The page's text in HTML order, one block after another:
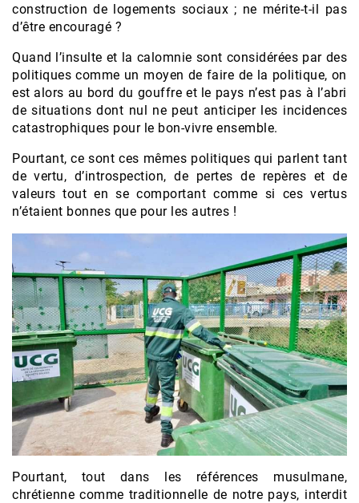
construction de logements sociaux ; ne mérite-t-il pas
d’être encouragé ?
Quand l’insulte et la calomnie sont considérées par des
politiques comme un moyen de faire de la politique, on
est alors au bord du gouffre et le pays n’est pas à l’abri
de situations dont nul ne peut anticiper les incidences
catastrophiques pour le bon-vivre ensemble.
Pourtant, ce sont ces mêmes politiques qui parlent tant
de vertu, d’introspection, de pertes de repères et de
valeurs tout en se comportant comme si ces vertus
n’étaient bonnes que pour les autres !
Pourtant, tout dans les références musulmane,
chrétienne comme traditionnelle de notre pays, interdit